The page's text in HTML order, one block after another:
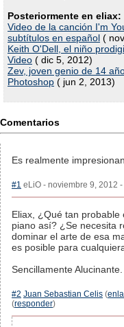
Posteriormente en eliax:
Video de la canción I'm
subtítulos en español (
Keith O'Dell, el niño
Video ( dic 5, 2012)
Zev, joven genio de 14
Photoshop ( jun 2, 2013)
Comentarios
Es realmente
#1 eLiO - noviembre 9, 2012
Eliax, ¿Qué tan
piano así? ¿Se necesita
dominar el arte de esa
es posible para
Sencillamente Alucinante.
#2 Juan Sebastian Celis (
(responder)